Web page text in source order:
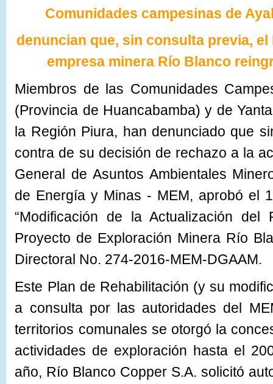
Comunidades campesinas de
denuncian que, sin consulta previa, el
empresa minera Río Blanco
Miembros de las Comunidades
(Provincia de Huancabamba) y de
la Región Piura, han denunciado que
contra de su decisión de rechazo a la
General de Asuntos Ambientales
de Energía y Minas - MEM, aprobó el
“Modificación de la Actualización del
Proyecto de Exploración Minera Río
Directoral No. 274-2016-MEM-DGAAM.
Este Plan de Rehabilitación (y su
a consulta por las autoridades del
territorios comunales se otorgó la
actividades de exploración hasta el
año, Río Blanco Copper S.A. solicitó